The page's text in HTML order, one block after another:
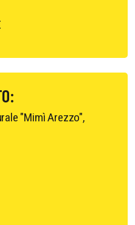
"Mimì Arezzo",